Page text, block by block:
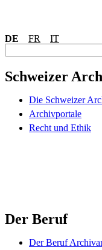
DE FR
IT
u
c
h
Schweizer
Die Schweizer
Archivportale
Recht und Ethik
Der Beruf
Der Beruf